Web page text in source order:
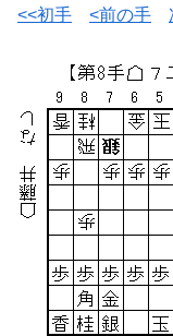
<<初手 <前の手